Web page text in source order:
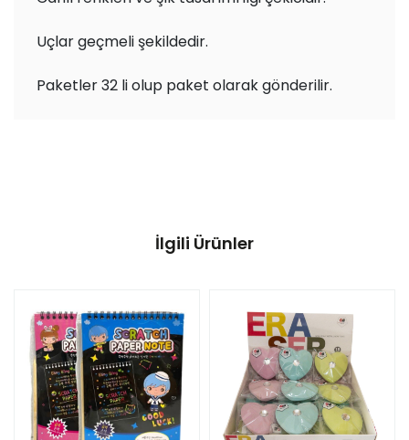
Uçlar geçmeli şekildedir.
Paketler 32 li olup paket olarak gönderilir.
İlgili Ürünler